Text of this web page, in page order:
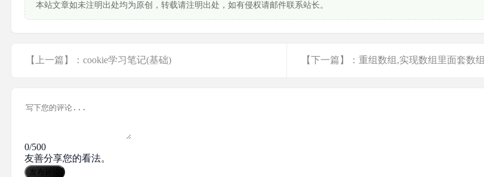
本站文章如未注明出处均为原创，转载请注明出处，如有侵权请邮件联系站长。
【上一篇】：cookie学习笔记(基础) 【下一篇】：重组数组,实现数组里面套数组
0/500
友善分享您的看法。
发布评论